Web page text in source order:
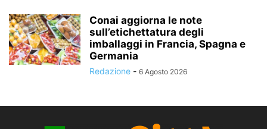
Conai aggiorna le note
sull’etichettatura degli
imballaggi in Francia, Spagna e
Germania
Redazione - 6 Agosto 2026